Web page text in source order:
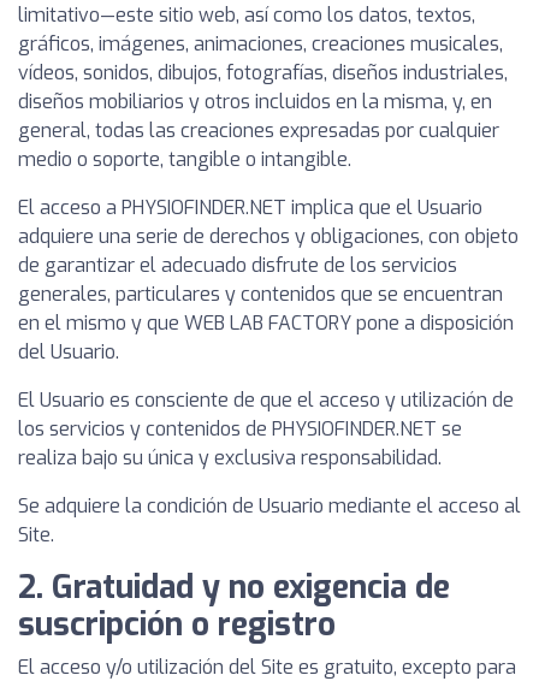
limitativo—este sitio web, así como los datos, textos,
gráficos, imágenes, animaciones, creaciones musicales,
vídeos, sonidos, dibujos, fotografías, diseños industriales,
diseños mobiliarios y otros incluidos en la misma, y, en
general, todas las creaciones expresadas por cualquier
medio o soporte, tangible o intangible.
El acceso a PHYSIOFINDER.NET implica que el Usuario
adquiere una serie de derechos y obligaciones, con objeto
de garantizar el adecuado disfrute de los servicios
generales, particulares y contenidos que se encuentran
en el mismo y que WEB LAB FACTORY pone a disposición
del Usuario.
El Usuario es consciente de que el acceso y utilización de
los servicios y contenidos de PHYSIOFINDER.NET se
realiza bajo su única y exclusiva responsabilidad.
Se adquiere la condición de Usuario mediante el acceso al
Site.
2. Gratuidad y no exigencia de
suscripción o registro
El acceso y/o utilización del Site es gratuito, excepto para